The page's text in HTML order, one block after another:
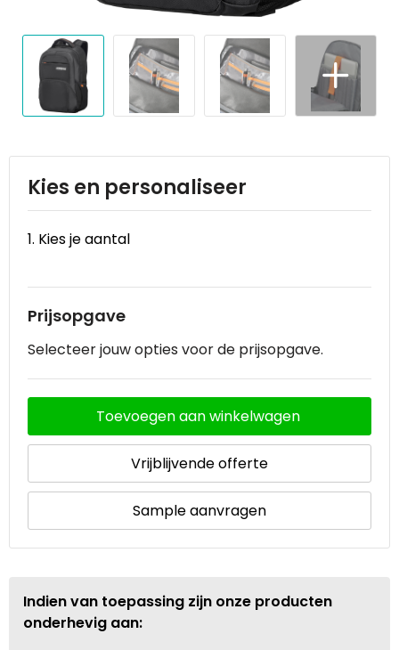
Reistassensets
Rugzakken
Schoudertassen
Tablettassen
Toilettassen
Trolleys
Waterbestendige tassen
Goodiebags
Swiss Peak
Tenson
Urban Vitamin
Waterman
Xoopar
Kies en personaliseer
1. Kies je aantal
Prijsopgave
Selecteer jouw opties voor de prijsopgave.
Toevoegen aan winkelwagen
Vrijblijvende offerte
Sample aanvragen
Indien van toepassing zijn onze producten
onderhevig aan: